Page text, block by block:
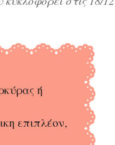
ή
επιπλέον,